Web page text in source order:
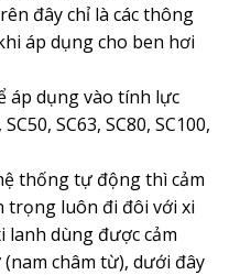
đây chỉ là các thông
áp dụng cho ben hơi
áp dụng vào tính lực
SC63, SC80, SC100,
thống tự động thì cảm
trọng luôn đi đôi với xi
lanh dùng được cảm
châm từ), dưới đây